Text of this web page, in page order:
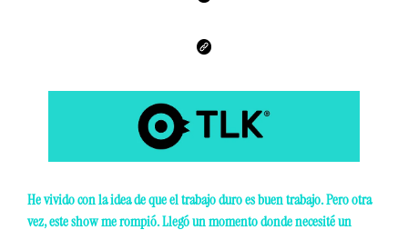
He vivido con la idea de que el trabajo duro es buen trabajo. Pero otra